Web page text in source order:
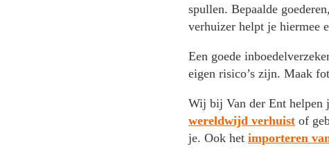
spullen. Bepaalde
verhuizer helpt je hiermee
Een goede
eigen risico’s zijn. Maak
Wij bij Van der Ent helpen
wereldwijd verhuist of
je. Ook het importeren